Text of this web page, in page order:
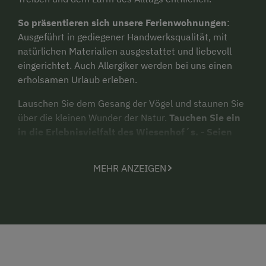
So präsentieren sich unsere Ferienwohnungen:
Ausgeführt in gediegener Handwerksqualität, mit
natürlichen Materialien ausgestattet und liebevoll
eingerichtet. Auch Allergiker werden bei uns einen
erholsamen Urlaub erleben.
Lauschen Sie dem Gesang der Vögel und staunen Sie
über die kleinen Wunder der Natur. Tauchen Sie ein
in die Erlebnisvielfalt des Wiesenhof´s. - Seien
zumBaby- und Kinderbauernhofim Dezember
MEHR ANZEIGEN